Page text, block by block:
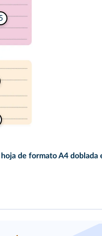
de formato A4 doblada